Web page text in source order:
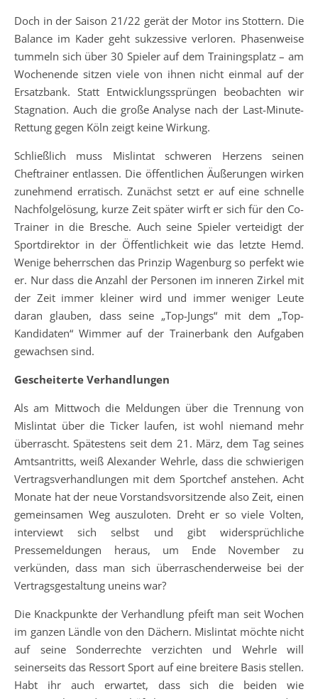
Doch in der Saison 21/22 gerät der Motor ins Stottern. Die
Balance im Kader geht sukzessive verloren. Phasenweise
tummeln sich über 30 Spieler auf dem Trainingsplatz – am
Wochenende sitzen viele von ihnen nicht einmal auf der
Ersatzbank. Statt Entwicklungssprüngen beobachten wir
Stagnation. Auch die große Analyse nach der Last-Minute-
Rettung gegen Köln zeigt keine Wirkung.
Schließlich muss Mislintat schweren Herzens seinen
Cheftrainer entlassen. Die öffentlichen Äußerungen wirken
zunehmend erratisch. Zunächst setzt er auf eine schnelle
Nachfolgelösung, kurze Zeit später wirft er sich für den Co-
Trainer in die Bresche. Auch seine Spieler verteidigt der
Sportdirektor in der Öffentlichkeit wie das letzte Hemd.
Wenige beherrschen das Prinzip Wagenburg so perfekt wie
er. Nur dass die Anzahl der Personen im inneren Zirkel mit
der Zeit immer kleiner wird und immer weniger Leute
daran glauben, dass seine „Top-Jungs“ mit dem „Top-
Kandidaten“ Wimmer auf der Trainerbank den Aufgaben
gewachsen sind.
Gescheiterte Verhandlungen
Als am Mittwoch die Meldungen über die Trennung von
Mislintat über die Ticker laufen, ist wohl niemand mehr
überrascht. Spätestens seit dem 21. März, dem Tag seines
Amtsantritts, weiß Alexander Wehrle, dass die schwierigen
Vertragsverhandlungen mit dem Sportchef anstehen. Acht
Monate hat der neue Vorstandsvorsitzende also Zeit, einen
gemeinsamen Weg auszuloten. Dreht er so viele Volten,
interviewt sich selbst und gibt widersprüchliche
Pressemeldungen heraus, um Ende November zu
verkünden, dass man sich überraschenderweise bei der
Vertragsgestaltung uneins war?
Die Knackpunkte der Verhandlung pfeift man seit Wochen
im ganzen Ländle von den Dächern. Mislintat möchte nicht
auf seine Sonderrechte verzichten und Wehrle will
seinerseits das Ressort Sport auf eine breitere Basis stellen.
Habt ihr auch erwartet, dass sich die beiden wie